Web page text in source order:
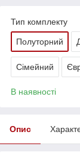
Тип комплекту
Полуторний
Сімейний
В наявності
Опис